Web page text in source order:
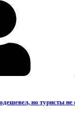
но туристы